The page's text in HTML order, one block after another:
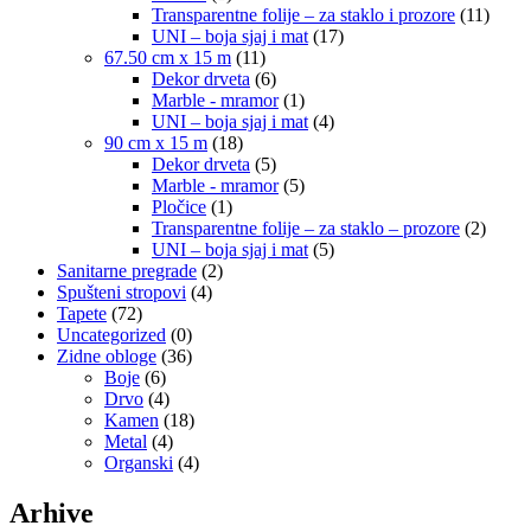
Transparentne folije – za staklo i prozore (11)
UNI – boja sjaj i mat (17)
67.50 cm x 15 m (11)
Dekor drveta (6)
Marble - mramor (1)
UNI – boja sjaj i mat (4)
90 cm x 15 m (18)
Dekor drveta (5)
Marble - mramor (5)
Pločice (1)
Transparentne folije – za staklo – prozore (2)
UNI – boja sjaj i mat (5)
Sanitarne pregrade (2)
Spušteni stropovi (4)
Tapete (72)
Uncategorized (0)
Zidne obloge (36)
Boje (6)
Drvo (4)
Kamen (18)
Metal (4)
Organski (4)
Arhive